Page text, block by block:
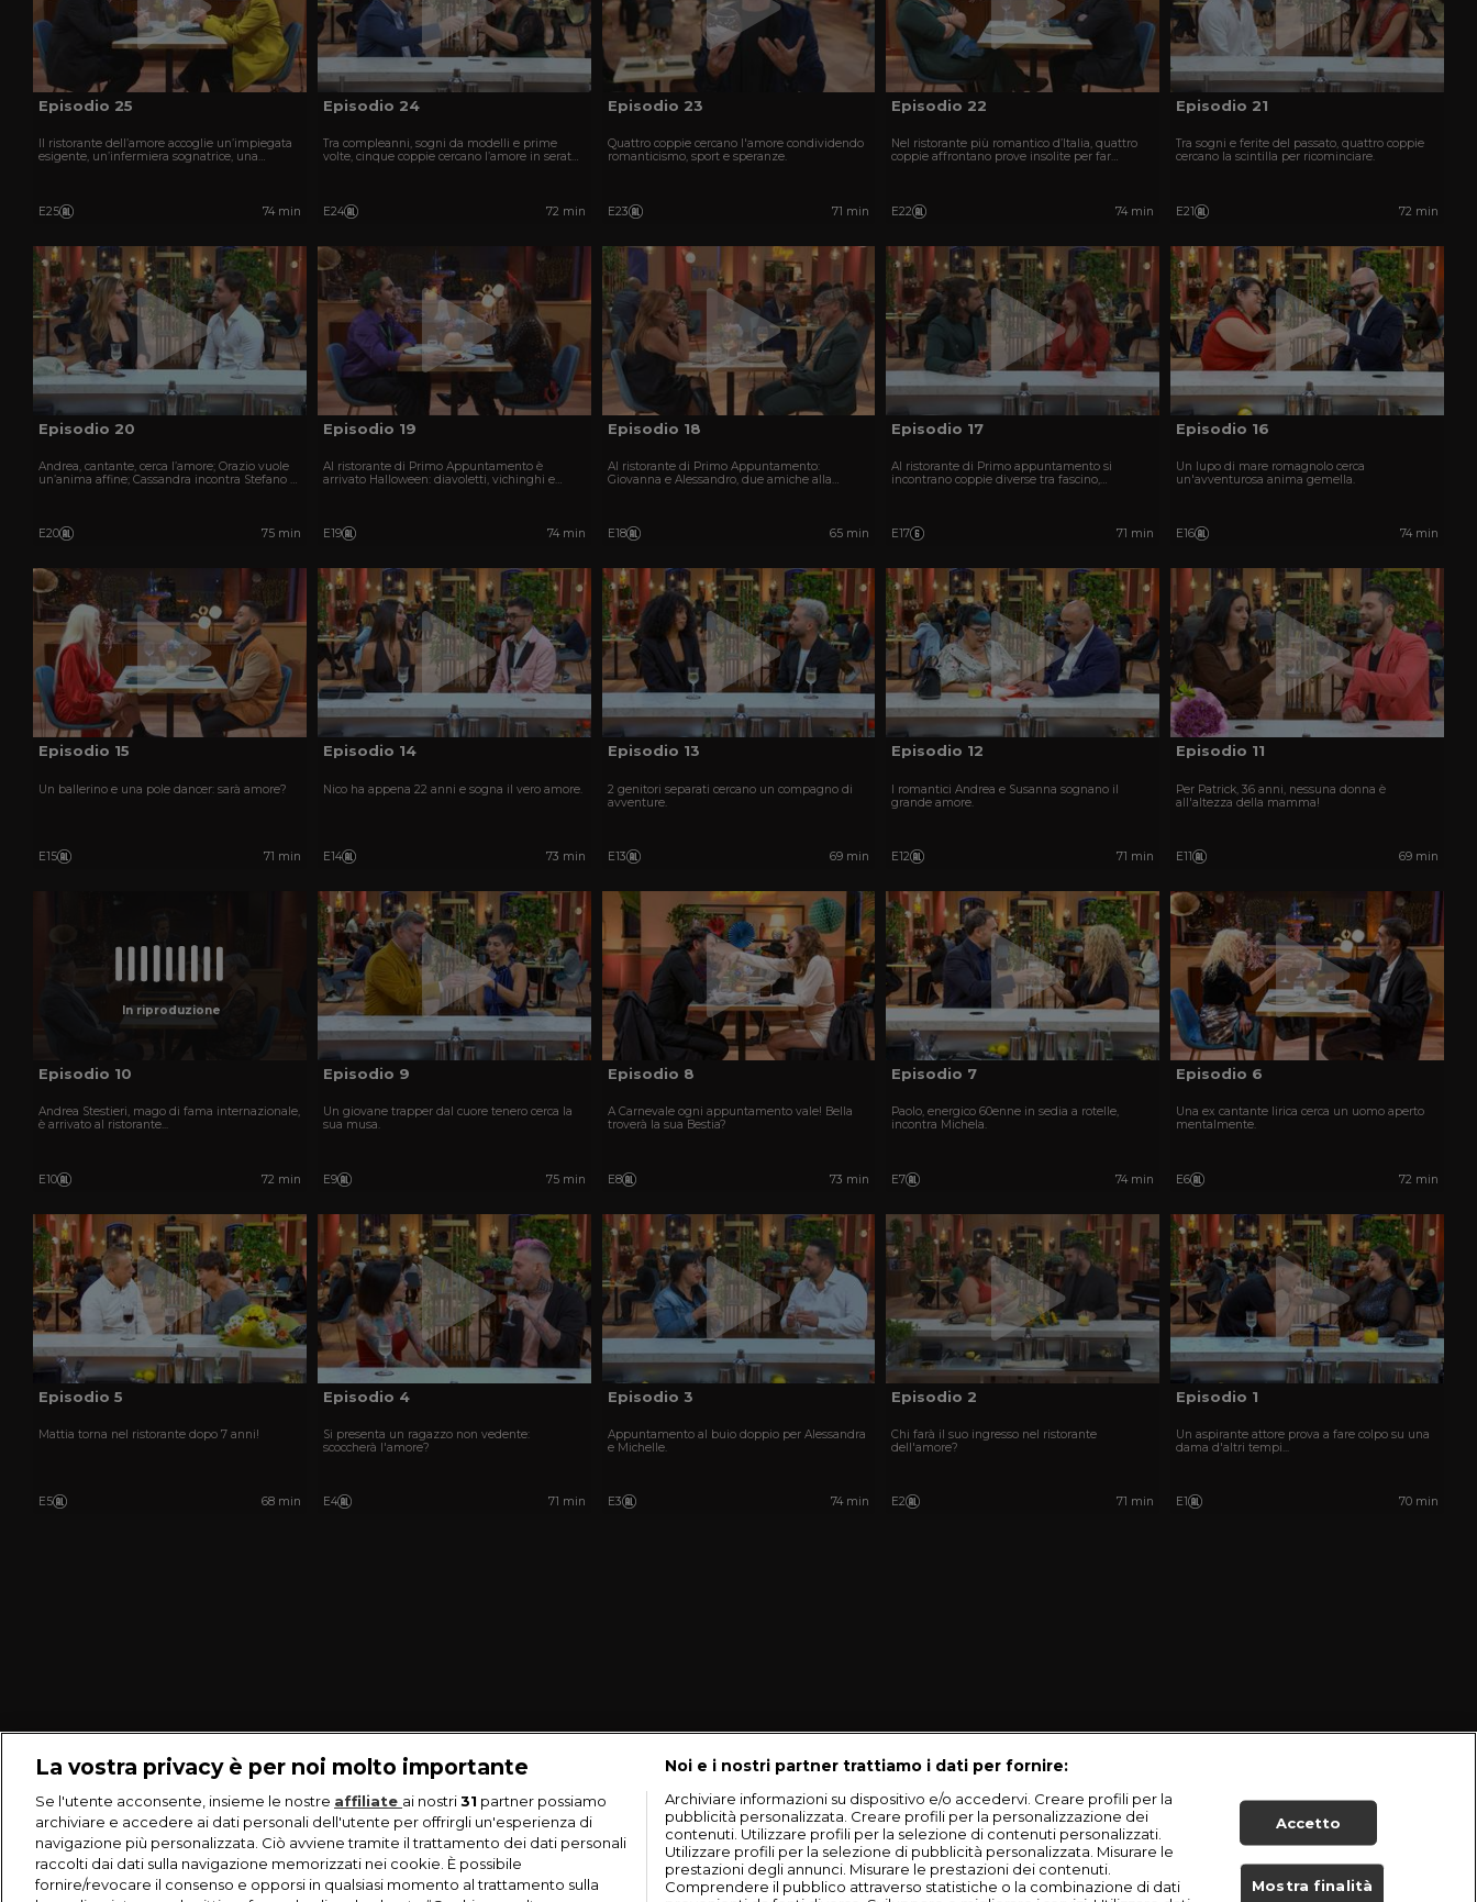
Episodio 25
Il ristorante dell’amore accoglie un’impiegata
esigente, un’infermiera sognatrice, una
E25
74 min
Episodio 24
Tra compleanni, sogni da modelli e prime
volte, cinque coppie cercano l’amore in serate
E24 72 min
Episodio 23
Quattro coppie cercano l'amore condividendo
romanticismo, sport e speranze.
E23 71 min
Episodio 22
Nel ristorante più romantico d’Italia, quattro
coppie affrontano prove insolite per far
E22 74 min
Episodio 21
Tra sogni e ferite del passato, quattro coppie
cercano la scintilla per ricominciare.
E21 72 min
Episodio 20
Andrea, cantante, cerca l’amore; Orazio vuole
un’anima affine; Cassandra incontra Stefano e
E20 75 min
Episodio 19
Al ristorante di Primo Appuntamento è
arrivato Halloween: diavoletti, vichinghi e
E19
74 min
Episodio 18
Al ristorante di Primo Appuntamento:
Giovanna e Alessandro, due amiche alla
E18
65 min
Episodio 17
Al ristorante di Primo appuntamento si
incontrano coppie diverse tra fascino,
E17
71 min
Episodio 16
Un lupo di mare romagnolo cerca
un'avventurosa anima gemella.
E16 74 min
Episodio 15
Un ballerino e una pole dancer: sarà amore?
E15 71 min
Episodio 14
Nico ha appena 22 anni e sogna il vero amore.
E14 73 min
Episodio 13
2 genitori separati cercano un compagno di
avventure.
E13 69 min
Episodio 12
I romantici Andrea e Susanna sognano il
grande amore.
E12 71 min
Episodio 11
Per Patrick, 36 anni, nessuna donna è
all'altezza della mamma!
E11 69 min
In riproduzione
Episodio 10
Andrea Stestieri, mago di fama internazionale,
è arrivato al ristorante...
E10 72 min
Episodio 9
Un giovane trapper dal cuore tenero cerca la
sua musa.
E9 75 min
Episodio 8
A Carnevale ogni appuntamento vale! Bella
troverà la sua Bestia?
E8 73 min
Episodio 7
Paolo, energico 60enne in sedia a rotelle,
incontra Michela.
E7 74 min
Episodio 6
Una ex cantante lirica cerca un uomo aperto
mentalmente.
E6 72 min
Episodio 5
Mattia torna nel ristorante dopo 7 anni!
E5 68 min
Episodio 4
Si presenta un ragazzo non vedente:
scoccherà l'amore?
E4 71 min
Episodio 3
Appuntamento al buio doppio per Alessandra
e Michelle.
E3 74 min
Episodio 2
Chi farà il suo ingresso nel ristorante
dell'amore?
E2 71 min
Episodio 1
Un aspirante attore prova a fare colpo su una
dama d'altri tempi...
E1 70 min
La vostra privacy è per noi molto importante
Se l'utente acconsente, insieme le nostre affiliate ai nostri31 partner possiamo
archiviare e accedere ai dati personali dell'utente per offrirgli un'esperienza di
navigazione più personalizzata. Ciò avviene tramite il trattamento dei dati personali
raccolti dai dati sulla navigazione memorizzati nei cookie. È possibile
fornire/revocare il consenso e opporsi in qualsiasi momento al trattamento sulla
Noi e i nostri partner trattiamo i dati per fornire:
Archiviare informazioni su dispositivo e/o accedervi. Creare profili per la
pubblicità personalizzata. Creare profili per la personalizzazione dei
contenuti. Utilizzare profili per la selezione di contenuti personalizzati.
Utilizzare profili per la selezione di pubblicità personalizzata. Misurare le
prestazioni degli annunci. Misurare le prestazioni dei contenuti.
Comprendere il pubblico attraverso statistiche o la combinazione di dati
Accetto
Mostra finalità